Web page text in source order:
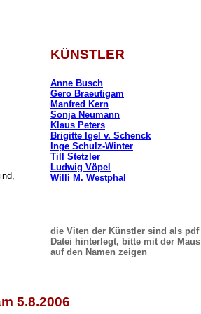
KÜNSTLER
Anne Busch
Gero Braeutigam
Manfred Kern
Sonja Neumann
Klaus Peters
Brigitte Igel v. Schenck
Inge Schulz-Winter
Till Stetzler
Ludwig Vöpel
Willi M. Westphal
die Viten der Künstler sind als pdf
Datei hinterlegt, bitte mit der Maus
auf den Namen zeigen
5.8.2006